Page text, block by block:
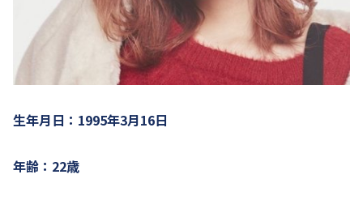
生年月日：1995年3月16日
年齢：22歳